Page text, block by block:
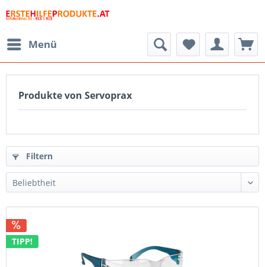
Menü
Produkte von Servoprax
Filtern
TIPP!